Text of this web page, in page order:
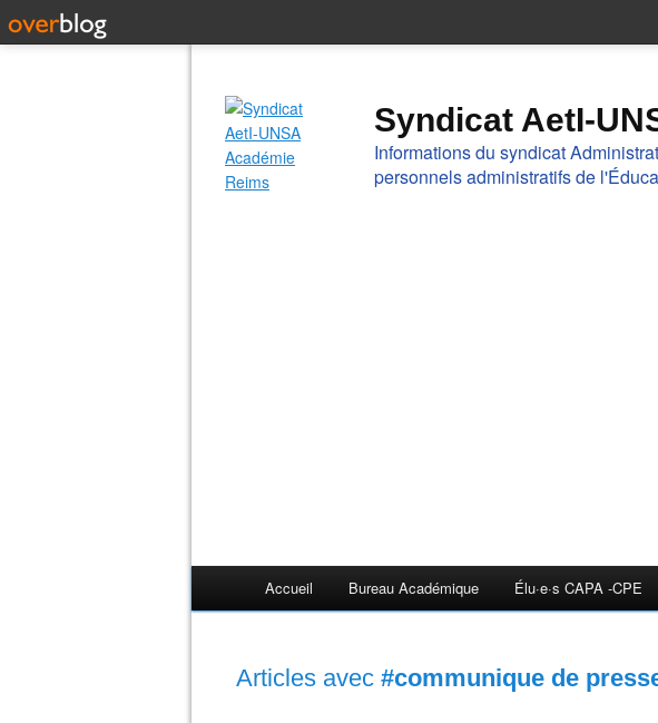
Syndicat AetI-
Informations du syndicat
personnels administratifs de
Accueil Bureau Académique Élu·e·s CAPA -CPE
Articles avec #communique de